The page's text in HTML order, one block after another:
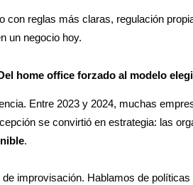
reglas más claras, regulación
un negocio hoy.
home office forzado al modelo
Entre 2023 y 2024, muchas
se convirtió en estrategia: las
.
improvisación. Hablamos de